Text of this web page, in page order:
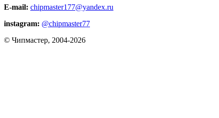
E-mail: chipmaster177@yandex.ru
instagram: @chipmaster77
© Чипмастер, 2004-2026